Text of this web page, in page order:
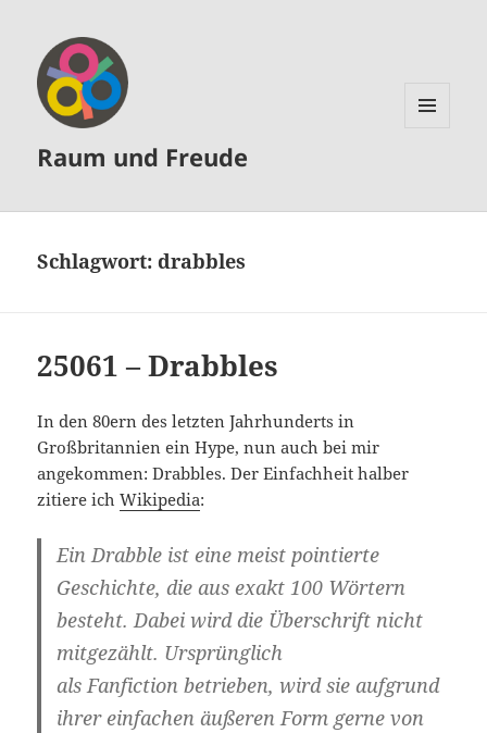
Raum und Freude
Schlagwort:drabbles
25061 – Drabbles
In den 80ern des letzten Jahrhunderts in
Großbritannien ein Hype, nun auch bei mir
angekommen: Drabbles. Der Einfachheit halber
zitiere ichWikipedia:
EinDrabble ist eine meist pointierte
Geschichte, die aus exakt 100 Wörtern
besteht. Dabei wird die Überschrift nicht
mitgezählt. Ursprünglich
als Fanfiction betrieben, wird sie aufgrund
ihrer einfachen äußeren Form gerne von